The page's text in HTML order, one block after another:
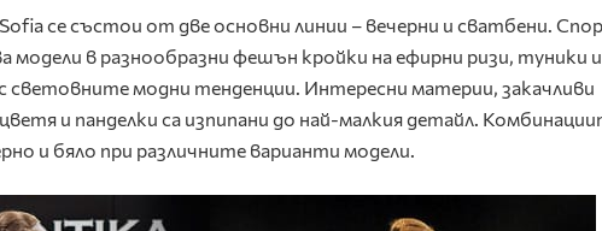
се състои от две основни линии – вечерни и сватбени.
модели в разнообразни фешън кройки на ефирни ризи, туники и
световните модни тенденции. Интересни материи, закачливи
и панделки са изпипани до най-малкия детайл.
и бяло при различните варианти модели.